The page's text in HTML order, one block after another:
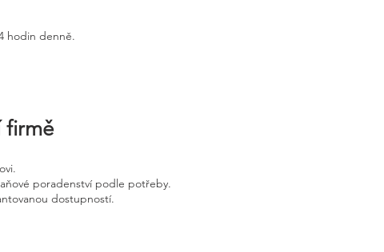
hodin denně.
firmě
poradenství podle potřeby.
dostupností.